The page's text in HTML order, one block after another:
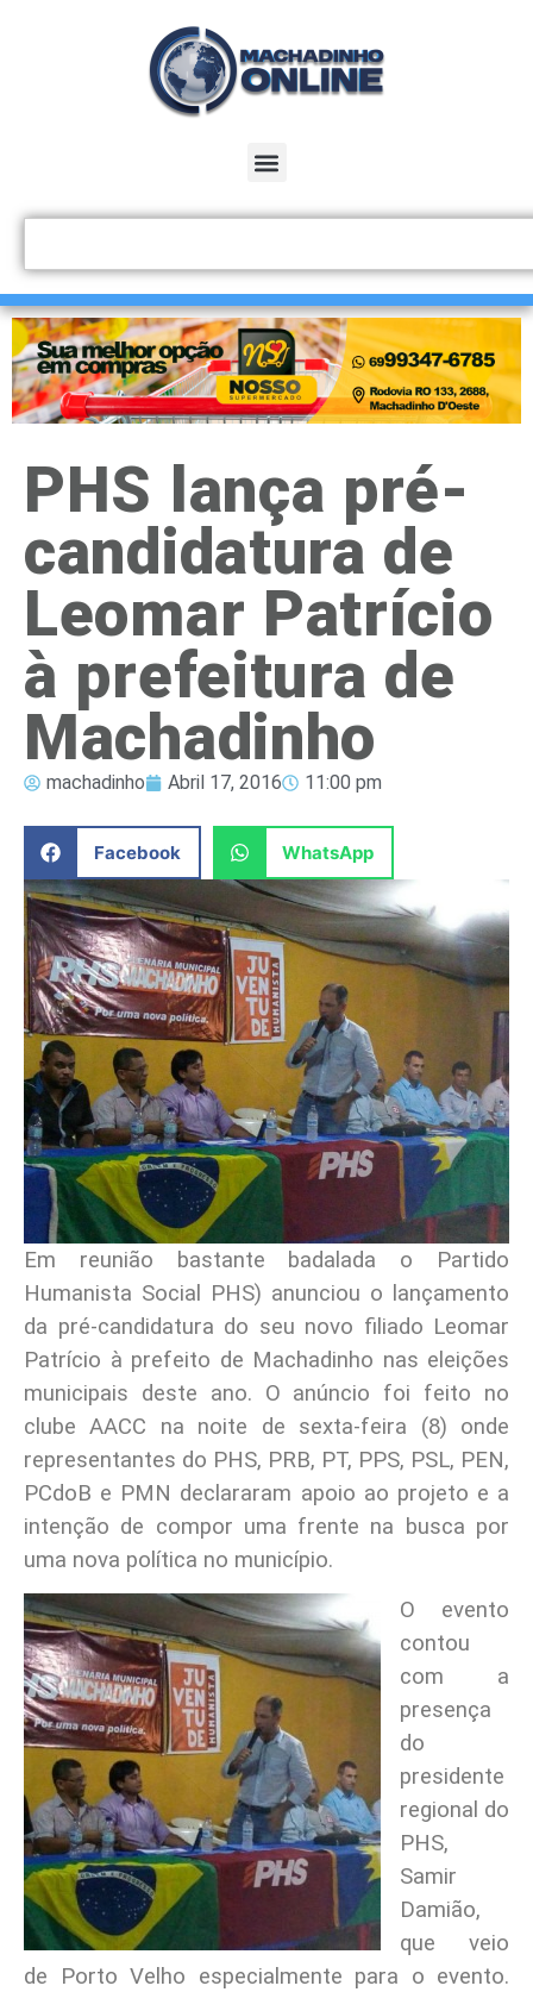
PHS lança pré-
candidatura de
Leomar Patrício
à prefeitura de
Machadinho
machadinho Abril 17, 2016 11:00 pm
Facebook WhatsApp
Em reunião bastante badalada o Partido
Humanista Social PHS) anunciou o lançamento
da pré-candidatura do seu novo filiado Leomar
Patrício à prefeito de Machadinho nas eleições
municipais deste ano. O anúncio foi feito no
clube AACC na noite de sexta-feira (8) onde
representantes do PHS, PRB, PT, PPS, PSL, PEN,
PCdoB e PMN declararam apoio ao projeto e a
intenção de compor uma frente na busca por
uma nova política no município.
O evento
contou
com a
presença
do
presidente
regional do
PHS,
Samir
Damião,
que veio
de Porto Velho especialmente para o evento.